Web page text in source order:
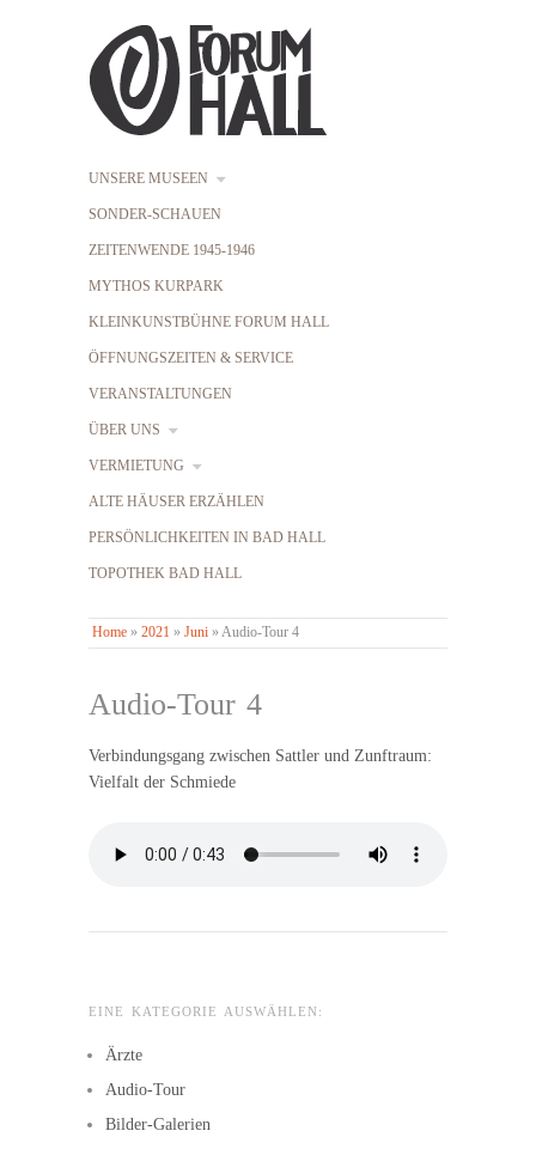
UNSERE MUSEEN
SONDER-SCHAUEN
ZEITENWENDE 1945-1946
MYTHOS KURPARK
KLEINKUNSTBÜHNE FORUM HALL
ÖFFNUNGSZEITEN & SERVICE
VERANSTALTUNGEN
ÜBER UNS
VERMIETUNG
ALTE HÄUSER ERZÄHLEN
PERSÖNLICHKEITEN IN BAD HALL
TOPOTHEK BAD HALL
Home » 2021 » Juni »Audio-Tour 4
Audio-Tour 4
Verbindungsgang zwischen Sattler und Zunftraum:
Vielfalt der Schmiede
EINE KATEGORIE AUSWÄHLEN:
Ärzte
Audio-Tour
Bilder-Galerien